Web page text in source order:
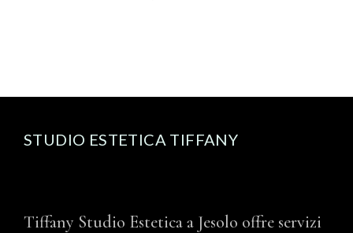
STUDIO ESTETICA TIFFANY
Tiffany Studio Estetica a Jesolo offre servizi